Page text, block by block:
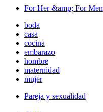
For Her &amp; For Men
boda
casa
cocina
embarazo
hombre
maternidad
mujer
Pareja y sexualidad